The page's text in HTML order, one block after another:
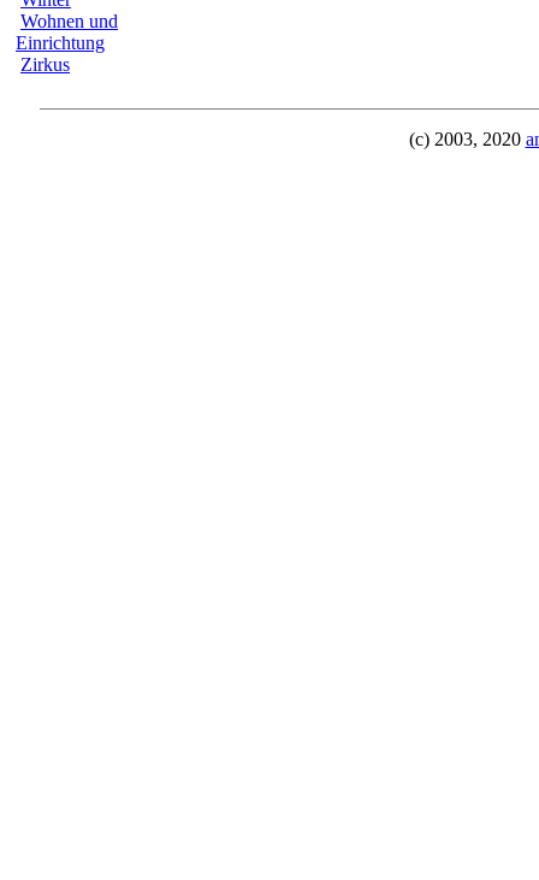
Wohnen und
Einrichtung
Zirkus
(c) 2003, 2020